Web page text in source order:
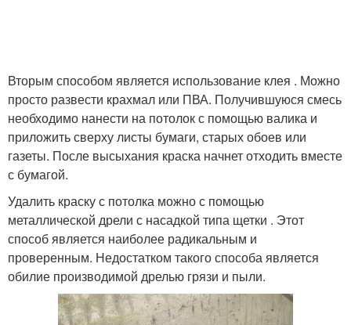
Вторым способом является использование клея . Можно
просто развести крахмал или ПВА. Получившуюся смесь
необходимо нанести на потолок с помощью валика и
приложить сверху листы бумаги, старых обоев или
газеты. После высыхания краска начнет отходить вместе
с бумагой.
Удалить краску с потолка можно с помощью
металлической дрели с насадкой типа щетки . Этот
способ является наиболее радикальным и
проверенным. Недостатком такого способа является
обилие производимой дрелью грязи и пыли.